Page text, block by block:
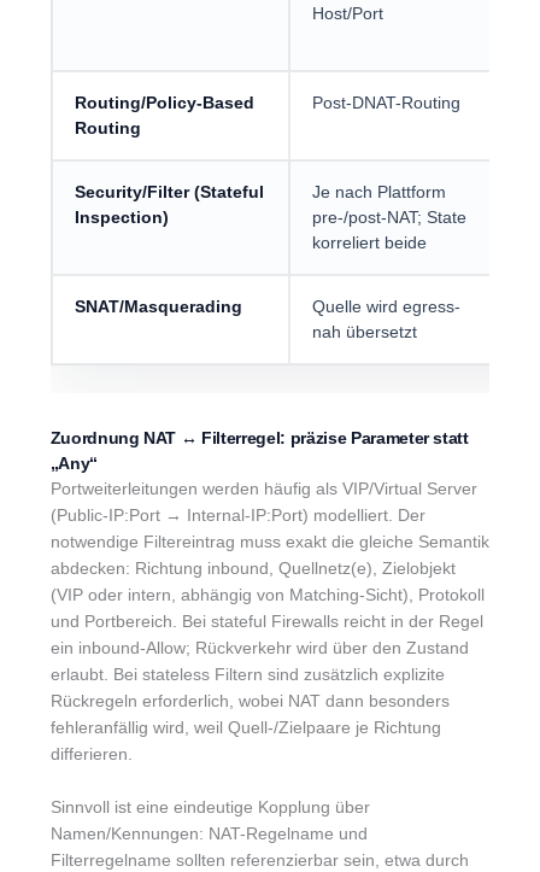
Host/Port
Routing/Policy-Based
Routing
Post-DNAT-Routing
Security/Filter (Stateful
Inspection)
Je nach Plattform
pre-/post-NAT; State
korreliert beide
SNAT/Masquerading
Quelle wird egress-
nah übersetzt
Zuordnung NAT ↔ Filterregel: präzise Parameter statt
„Any“
Portweiterleitungen werden häufig als VIP/Virtual Server
(Public-IP:Port → Internal-IP:Port) modelliert. Der
notwendige Filtereintrag muss exakt die gleiche Semantik
abdecken: Richtung inbound, Quellnetz(e), Zielobjekt
(VIP oder intern, abhängig von Matching-Sicht), Protokoll
und Portbereich. Bei stateful Firewalls reicht in der Regel
ein inbound-Allow; Rückverkehr wird über den Zustand
erlaubt. Bei stateless Filtern sind zusätzlich explizite
Rückregeln erforderlich, wobei NAT dann besonders
fehleranfällig wird, weil Quell-/Zielpaare je Richtung
differieren.
Sinnvoll ist eine eindeutige Kopplung über
Namen/Kennungen: NAT-Regelname und
Filterregelname sollten referenzierbar sein, etwa durch